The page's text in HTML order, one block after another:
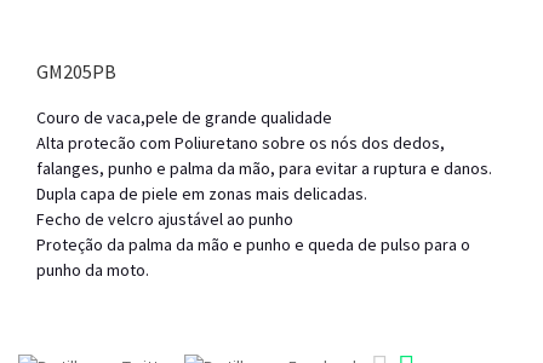
GM205PB
Couro de vaca,pele de grande qualidade
Alta protecão com Poliuretano sobre os nós dos dedos,
falanges, punho e palma da mão, para evitar a ruptura e danos.
Dupla capa de piele em zonas mais delicadas.
Fecho de velcro ajustável ao punho
Proteção da palma da mão e punho e queda de pulso para o
punho da moto.